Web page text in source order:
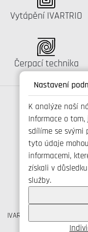
Nastavení
K analýze naší
Informace o
sdílíme se svými
tyto údaje
informacemi,
získali v
služby.
Katalog:
Vytápění IVARTRIO
Katalog:
Čerpací technika
+420
IVAR CS spol. s r.o.,
IČO: